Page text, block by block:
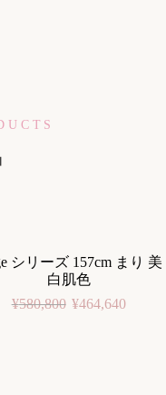
シリーズ 157cm まり 美
白肌色
¥580,800 ¥464,640